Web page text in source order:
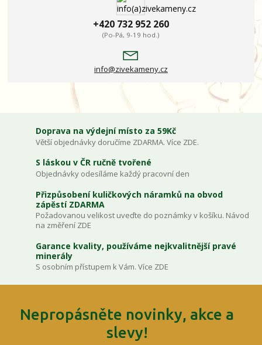
+420 732 952 260
(Po-Pá, 9-19 hod.)
info@zivekameny.cz
Doprava na výdejní místo za 59Kč
Větší objednávky doručíme ZDARMA. Více ZDE.
S láskou v ČR ručně tvořené
Objednávky odesíláme každý pracovní den
Přizpůsobení kuličkových náramků na obvod
zápěstí ZDARMA
Požadovanou velikost uveďte do poznámky v košíku. Návod
na změření ZDE
Garance kvality, používáme nejkvalitnější pravé
minerály
S osobním přístupem k Vám. Více ZDE
Nepropásněte novinky, akce a
slevy!